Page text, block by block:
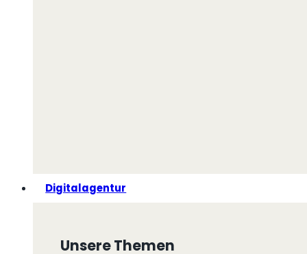
Digitalagentur
Unsere Themen